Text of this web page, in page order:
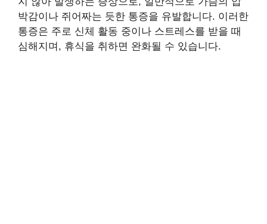
박감이나 쥐어짜는 듯한 통증을 유발합니다. 이러한
통증은 주로 신체 활동 중이나 스트레스를 받을 때
심해지며, 휴식을 취하면 완화될 수 있습니다.